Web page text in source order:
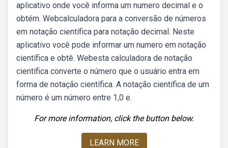
aplicativo onde você informa um numero decimal e o
obtém. Webcalculadora para a conversão de números
em notação científica para notação decimal. Neste
aplicativo você pode informar um numero em notação
científica e obtê. Webesta calculadora de notação
científica converte o número que o usuário entra em
forma de notação científica. A notação científica de um
número é um número entre 1,0 e.
For more information, click the button below.
LEARN MORE